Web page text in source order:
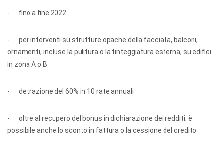
- fino a fine 2022
- per interventi su strutture opache della facciata, balconi,
ornamenti, incluse la pulitura o la tinteggiatura esterna, su edifici
in zona A o B
- detrazione del 60% in 10 rate annuali
- oltre al recupero del bonus in dichiarazione dei redditi, è
possibile anche lo sconto in fattura o la cessione del credito